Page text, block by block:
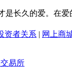
长久的爱。在
资者关系 | 网上商
交易所